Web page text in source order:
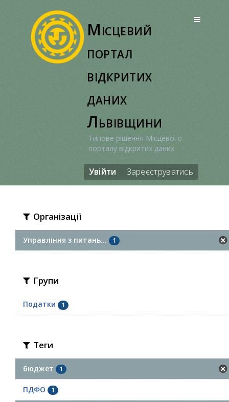
Місцевий
портал
відкритих
даних
Львівщини
Типове рішення Місцевого
порталу відкритих даних
Увійти Зареєструватись
Організації
Управління з питань... 1
Групи
Податки 1
Теги
бюджет 1
ПДФО 1